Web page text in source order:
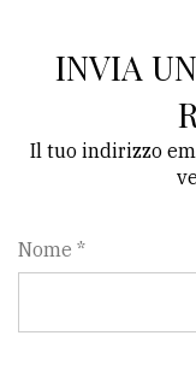
INVIA
Il tuo indirizzo
Nome *